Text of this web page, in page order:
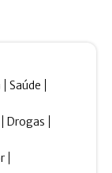
Saúde
Drogas